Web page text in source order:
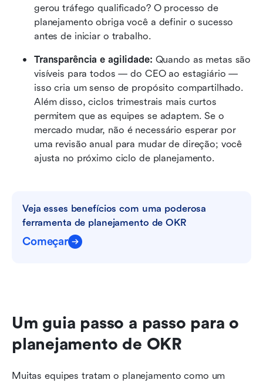
gerou tráfego qualificado? O processo de
planejamento obriga você a definir o sucesso
antes de iniciar o trabalho.
Transparência e agilidade: Quando as metas são
visíveis para todos — do CEO ao estagiário —
isso cria um senso de propósito compartilhado.
Além disso, ciclos trimestrais mais curtos
permitem que as equipes se adaptem. Se o
mercado mudar, não é necessário esperar por
uma revisão anual para mudar de direção; você
ajusta no próximo ciclo de planejamento.
Veja esses benefícios com uma poderosa
ferramenta de planejamento de OKR
Começar
Um guia passo a passo para o
planejamento de OKR
Muitas equipes tratam o planejamento como um